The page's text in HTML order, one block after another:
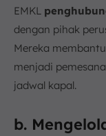
EMKL
dengan pihak
Mereka
menjadi
jadwal kapal.
b.